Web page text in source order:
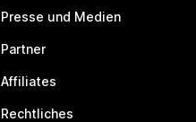
Presse und Medien
Partner
Affiliates
Rechtliches